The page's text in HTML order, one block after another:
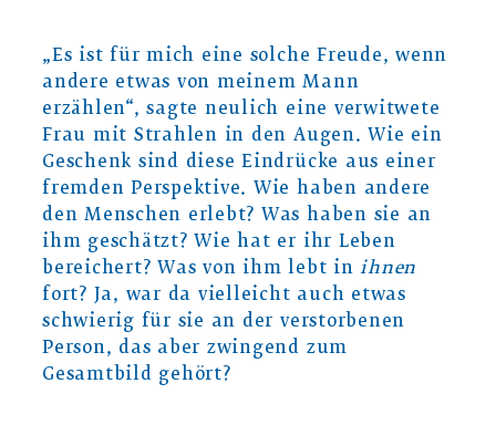
„Es ist für mich eine solche Freude, wenn
andere etwas von meinem Mann
erzählen“, sagte neulich eine verwitwete
Frau mit Strahlen in den Augen. Wie ein
Geschenk sind diese Eindrücke aus einer
fremden Perspektive. Wie haben andere
den Menschen erlebt? Was haben sie an
ihm geschätzt? Wie hat er ihr Leben
bereichert? Was von ihm lebt inihnen
fort? Ja, war da vielleicht auch etwas
schwierig für sie an der verstorbenen
Person, das aber zwingend zum
Gesamtbild gehört?